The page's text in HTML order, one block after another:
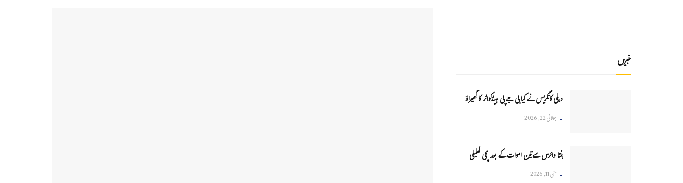
خبریں
دہلی کانگریس نے کیا بی جے پی ہیڈکواٹر کا گھیراؤ
جولائی 22, 2026
ہنتا وائرس سےتین اموات کے بعد مچی کھلبلی
مئی 11, 2026